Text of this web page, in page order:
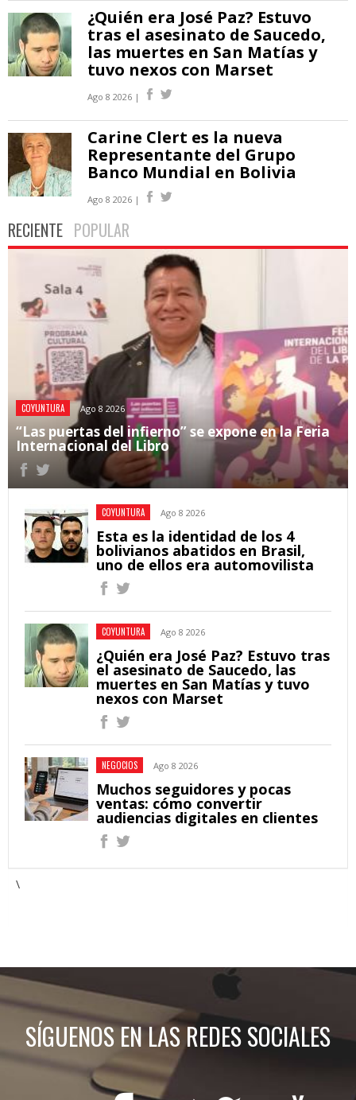
¿Quién era José Paz? Estuvo
tras el asesinato de Saucedo,
las muertes en San Matías y
tuvo nexos con Marset
Ago 8 2026 |
Carine Clert es la nueva
Representante del Grupo
Banco Mundial en Bolivia
Ago 8 2026 |
RECIENTE POPULAR
COYUNTURA Ago 8 2026
“Las puertas del infierno” se expone en la Feria
Internacional del Libro
COYUNTURA Ago 8 2026
Esta es la identidad de los 4
bolivianos abatidos en Brasil,
uno de ellos era automovilista
COYUNTURA Ago 8 2026
¿Quién era José Paz? Estuvo tras
el asesinato de Saucedo, las
muertes en San Matías y tuvo
nexos con Marset
NEGOCIOS Ago 8 2026
Muchos seguidores y pocas
ventas: cómo convertir
audiencias digitales en clientes
\
SÍGUENOS EN LAS REDES SOCIALES